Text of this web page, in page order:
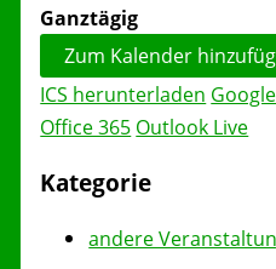
Ganztägig
Zum Kalender
ICS herunterladen
Office 365 Outlook Live
Kategorie
andere